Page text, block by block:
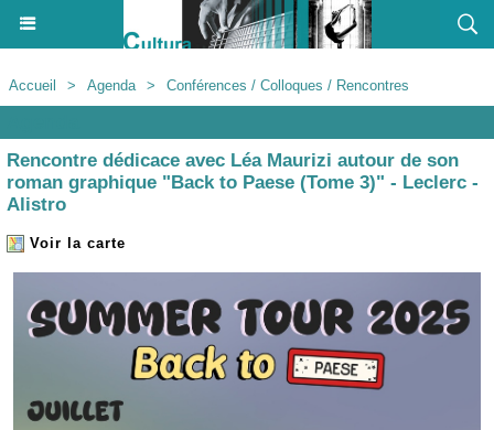
Accueil > Agenda > Conférences / Colloques / Rencontres
Rencontre dédicace avec Léa Maurizi autour de son
roman graphique "Back to Paese (Tome 3)" - Leclerc -
Alistro
Voir la carte